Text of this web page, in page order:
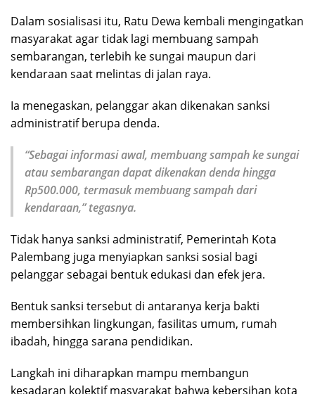
Dalam sosialisasi itu, Ratu Dewa kembali mengingatkan
masyarakat agar tidak lagi membuang sampah
sembarangan, terlebih ke sungai maupun dari
kendaraan saat melintas di jalan raya.
Ia menegaskan, pelanggar akan dikenakan sanksi
administratif berupa denda.
“Sebagai informasi awal, membuang sampah ke sungai
atau sembarangan dapat dikenakan denda hingga
Rp500.000, termasuk membuang sampah dari
kendaraan,” tegasnya.
Tidak hanya sanksi administratif, Pemerintah Kota
Palembang juga menyiapkan sanksi sosial bagi
pelanggar sebagai bentuk edukasi dan efek jera.
Bentuk sanksi tersebut di antaranya kerja bakti
membersihkan lingkungan, fasilitas umum, rumah
ibadah, hingga sarana pendidikan.
Langkah ini diharapkan mampu membangun
kesadaran kolektif masyarakat bahwa kebersihan kota